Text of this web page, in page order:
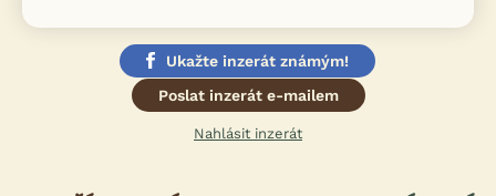
Ukažte inzerát známým!
Poslat inzerát e-mailem
Nahlásit inzerát